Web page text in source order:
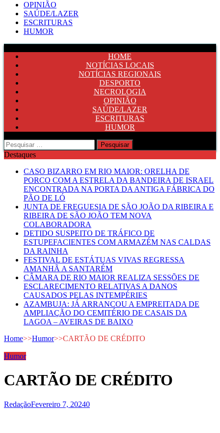
OPINIÃO
SAÚDE/LAZER
ESCRITURAS
HUMOR
HOME
NOTÍCIAS LOCAIS
NOTÍCIAS REGIONAIS
DESPORTO
NECROLOGIA
OPINIÃO
SAÚDE/LAZER
ESCRITURAS
HUMOR
Pesquisar
por:
Destaques
CASO BIZARRO EM RIO MAIOR: ORELHA DE
PORCO COM A ESTRELA DA BANDEIRA DE ISRAEL
ENCONTRADA NA PORTA DA ANTIGA FÁBRICA DO
PÃO DE LÓ
JUNTA DE FREGUESIA DE SÃO JOÃO DA RIBEIRA E
RIBEIRA DE SÃO JOÃO TEM NOVA
COLABORADORA
DETIDO SUSPEITO DE TRÁFICO DE
ESTUPEFACIENTES COM ARMAZÉM NAS CALDAS
DA RAINHA
FESTIVAL DE ESTÁTUAS VIVAS REGRESSA
AMANHÃ A SANTARÉM
CÂMARA DE RIO MAIOR REALIZA SESSÕES DE
ESCLARECIMENTO RELATIVAS A DANOS
CAUSADOS PELAS INTEMPÉRIES
AZAMBUJA: JÁ ARRANCOU A EMPREITADA DE
AMPLIAÇÃO DO CEMITÉRIO DE CASAIS DA
LAGOA – AVEIRAS DE BAIXO
Home>>Humor>>CARTÃO DE CRÉDITO
Humor
CARTÃO DE CRÉDITO
RedaçãoFevereiro 7, 20240